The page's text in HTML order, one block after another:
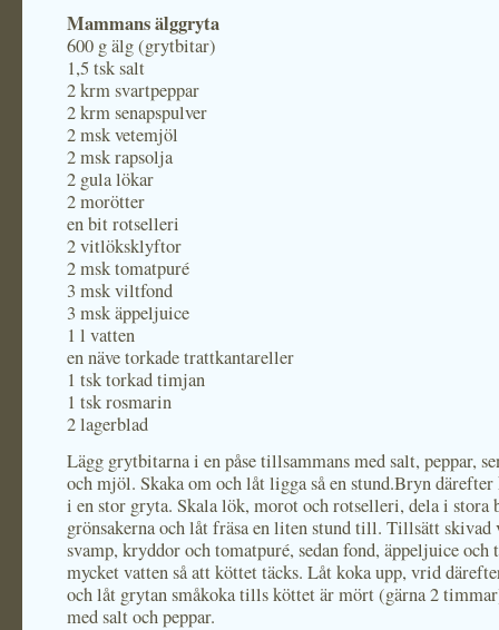
Mammans älggryta
600 g älg (grytbitar)
1,5 tsk salt
2 krm svartpeppar
2 krm senapspulver
2 msk vetemjöl
2 msk rapsolja
2 gula lökar
2 morötter
en bit rotselleri
2 vitlöksklyftor
2 msk tomatpuré
3 msk viltfond
3 msk äppeljuice
1 l vatten
en näve torkade trattkantareller
1 tsk torkad timjan
1 tsk rosmarin
2 lagerblad
Lägg grytbitarna i en påse tillsammans med salt, peppar,
och mjöl. Skaka om och låt ligga så en stund.Bryn
i en stor gryta. Skala lök, morot och rotselleri, dela i
grönsakerna och låt fräsa en liten stund till. Tillsätt
svamp, kryddor och tomatpuré, sedan fond, äppeljuice
mycket vatten så att köttet täcks. Låt koka upp, vrid
och låt grytan småkoka tills köttet är mört (gärna 2
med salt och peppar.